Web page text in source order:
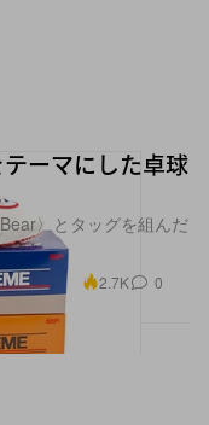
テーマにした卓球
〉とタッグを組んだ
2.7K 0